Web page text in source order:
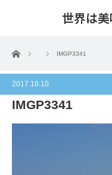
世界は
ホーム IMGP3341
2017.10.10
IMGP3341